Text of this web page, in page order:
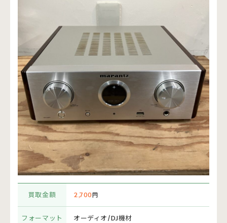
買取金額 2,700円
フォーマット オーディオ/DJ機材